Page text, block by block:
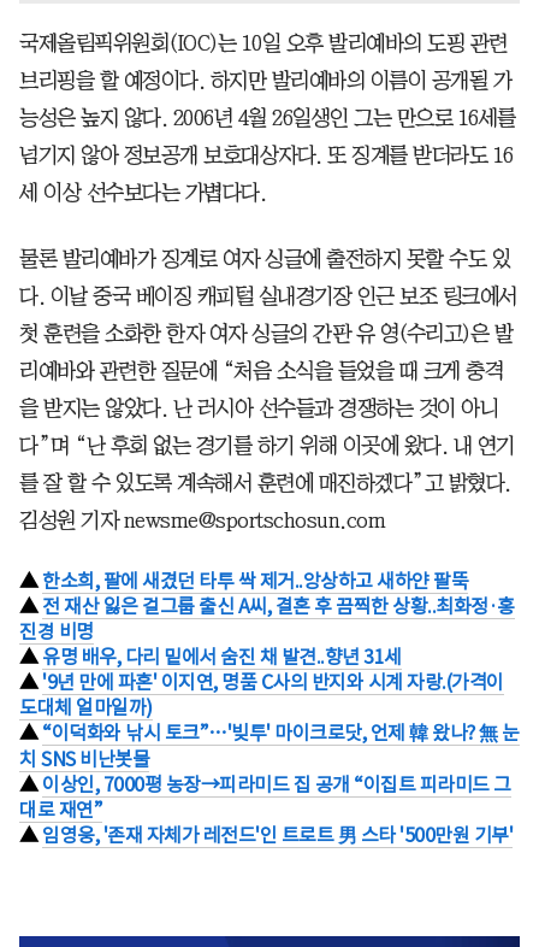
국제올림픽위원회(IOC)는 10일 오후 발리예바의 도핑 관련
브리핑을 할 예정이다. 하지만 발리예바의 이름이 공개될 가
능성은 높지 않다. 2006년 4월 26일생인 그는 만으로 16세를
넘기지 않아 정보공개 보호대상자다. 또 징계를 받더라도 16
세 이상 선수보다는 가볍다다.
물론 발리예바가 징계로 여자 싱글에 출전하지 못할 수도 있
다. 이날 중국 베이징 캐피털 실내경기장 인근 보조 링크에서
첫 훈련을 소화한 한자 여자 싱글의 간판 유 영(수리고)은 발
리예바와 관련한 질문에 “처음 소식을 들었을 때 크게 충격
을 받지는 않았다. 난 러시아 선수들과 경쟁하는 것이 아니
다”며 “난 후회 없는 경기를 하기 위해 이곳에 왔다. 내 연기
를 잘 할 수 있도록 계속해서 훈련에 매진하겠다”고 밝혔다.
김성원 기자 newsme@sportschosun.com
▲한소희, 팔에 새겼던 타투 싹 제거..앙상하고 새하얀 팔뚝
▲ 전 재산 잃은 걸그룹 출신 A씨, 결혼 후 끔찍한 상황..최화정·홍
진경 비명
▲ 유명 배우, 다리 밑에서 숨진 채 발견..향년 31세
▲ '9년 만에 파혼' 이지연, 명품 C사의 반지와 시계 자랑.(가격이
도대체 얼마일까)
▲ “이덕화와 낚시 토크”…'빚투' 마이크로닷, 언제 韓 왔나? 無 눈
치 SNS 비난봇물
▲ 이상인, 7000평 농장→피라미드 집 공개 “이집트 피라미드 그
대로 재연”
▲ 임영웅, '존재 자체가 레전드'인 트로트 男 스타 '500만원 기부'